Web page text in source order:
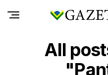
All